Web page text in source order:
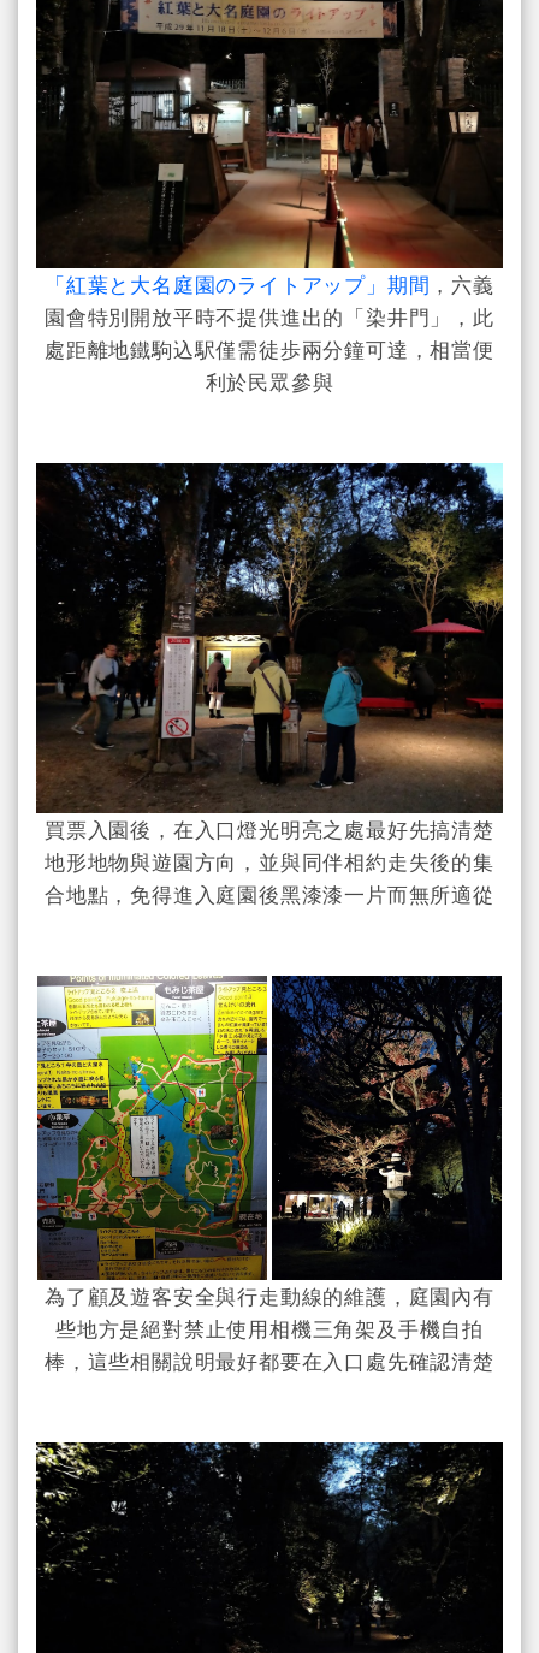
「紅葉と大名庭園のライトアップ」期間 ， 六義
園會特別開放平時不提供進出的「染井門」，此
處距離地鐵駒込駅僅需徒歩兩分鐘可達，相當便
利於民眾參與
買票入園後，在入口燈光明亮之處最好先搞清楚
地形地物與遊園方向，並與同伴相約走失後的集
合地點，免得進入庭園後黑漆漆一片而無所適從
為了顧及遊客安全與行走動線的維護，庭園內有
些地方是絕對禁止使用相機三角架及手機自拍
棒，這些相關說明最好都要在入口處先確認清楚